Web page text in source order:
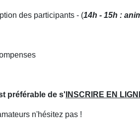
des participants - (14h - 15h :
préférable de s' INSCRIRE EN
n'hésitez pas !